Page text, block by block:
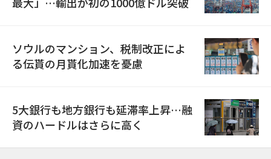
ソウルのマンション、税制改正によ
る伝貰の月貰化加速を憂慮
5大銀行も地方銀行も延滞率上昇…融
資のハードルはさらに高く